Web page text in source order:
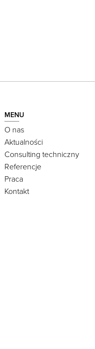
MENU
O nas
Aktualności
Consulting techniczny
Referencje
Praca
Kontakt